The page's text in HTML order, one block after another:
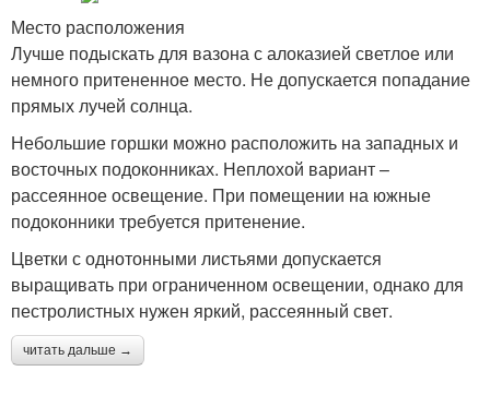
Место расположения
Лучше подыскать для вазона с алоказией светлое или
немного притененное место. Не допускается попадание
прямых лучей солнца.
Небольшие горшки можно расположить на западных и
восточных подоконниках. Неплохой вариант –
рассеянное освещение. При помещении на южные
подоконники требуется притенение.
Цветки с однотонными листьями допускается
выращивать при ограниченном освещении, однако для
пестролистных нужен яркий, рассеянный свет.
читать дальше →